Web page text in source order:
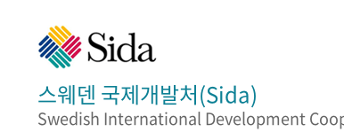
스웨덴 국제개발처(Sida)
Swedish International Development